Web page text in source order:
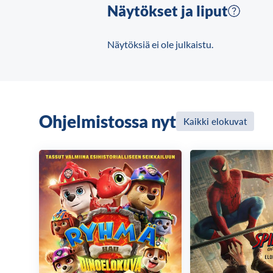
Näytökset ja liput
Näytöksiä ei ole julkaistu.
Ohjelmistossa nyt Kaikki elokuvat